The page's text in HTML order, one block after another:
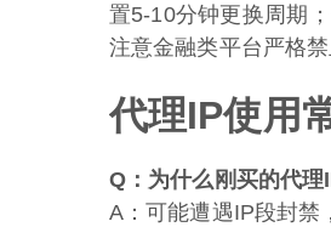
置5-10分钟更换周期
注意金融类平台严格
代理IP使用
Q：为什么刚买的代理
A：可能遭遇IP段封禁